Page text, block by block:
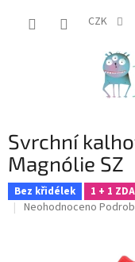
CZK
Svrchní
Magnólie SZ
Bez křidélek 1 + 1
Průměrné
Neohodnoceno